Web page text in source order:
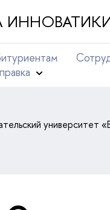
университет